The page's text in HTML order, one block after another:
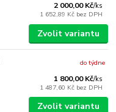
2 000,00 Kč/ks
1 652,89 Kč bez DPH
Zvolit variantu
1 800,00 Kč/ks
1 487,60 Kč bez DPH
do týdne
Zvolit variantu